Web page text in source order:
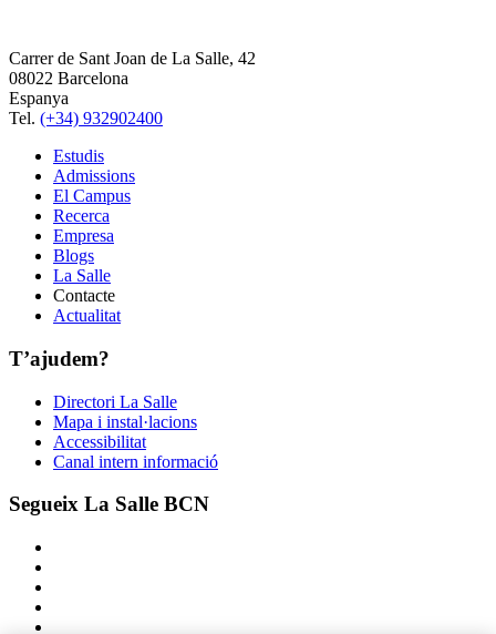
Carrer de Sant Joan de La Salle, 42
08022 Barcelona
Espanya
Tel. (+34) 932902400
Estudis
Admissions
El Campus
Recerca
Empresa
Blogs
La Salle
Contacte
Actualitat
T’ajudem?
Directori La Salle
Mapa i instal·lacions
Accessibilitat
Canal intern informació
Segueix La Salle BCN